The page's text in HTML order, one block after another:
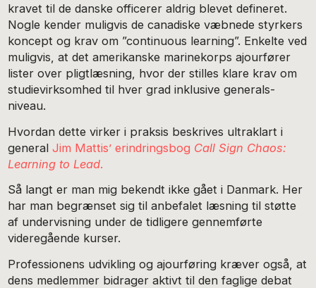
kravet til de danske officerer aldrig blevet defineret.
Nogle kender muligvis de canadiske væbnede styrkers
koncept og krav om ”continuous learning”. Enkelte ved
muligvis, at det amerikanske marinekorps ajourfører
lister over pligtlæsning, hvor der stilles klare krav om
studievirksomhed til hver grad inklusive generals-
niveau.
Hvordan dette virker i praksis beskrives ultraklart i
generalJim Mattis’ erindringsbog Call Sign Chaos:
Learning to Lead.
Så langt er man mig bekendt ikke gået i Danmark. Her
har man begrænset sig til anbefalet læsning til støtte
af undervisning under de tidligere gennemførte
videregående kurser.
Professionens udvikling og ajourføring kræver også, at
dens medlemmer bidrager aktivt til den faglige debat